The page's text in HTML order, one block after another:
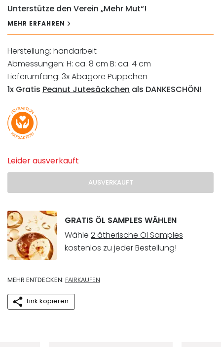
Unterstütze den Verein „Mehr Mut“!
MEHR ERFAHREN
Herstellung: handarbeit
Abmessungen: H: ca. 8 cm B: ca. 4 cm
Lieferumfang: 3x Abagore Püppchen
1x Gratis Peanut Jutesäckchen als DANKESCHÖN!
Leider ausverkauft
AUSVERKAUFT
GRATIS ÖL SAMPLES WÄHLEN
Wähle 2 ätherische Öl Samples
kostenlos zu jeder Bestellung!
MEHR ENTDECKEN: FAIRKAUFEN
Link kopieren